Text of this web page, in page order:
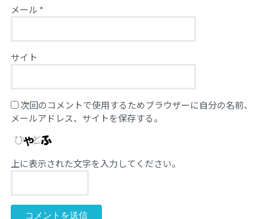
メール *
サイト
次回のコメントで使用するためブラウザーに自分の名前、
メールアドレス、サイトを保存する。
上に表示された文字を入力してください。